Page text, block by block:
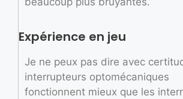
Expérience en jeu
Je ne peux pas dire avec
interrupteurs optomécaniques
fonctionnent mieux que les